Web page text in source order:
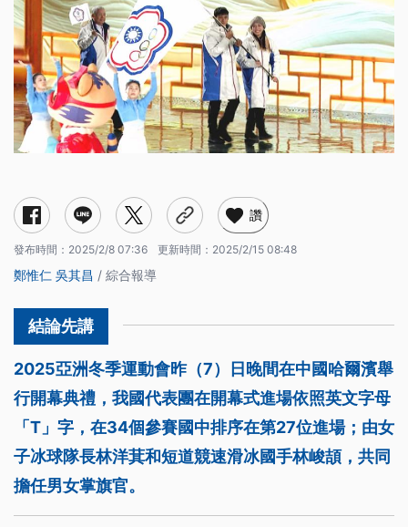
讚
發布時間： 2025/2/8 07:36 更新時間： 2025/2/15 08:48
鄭惟仁 吳其昌 / 綜合報導
2025亞洲冬季運動會昨（7）日晚間在中國哈爾濱舉
行開幕典禮，我國代表團在開幕式進場依照英文字母
「T」字，在34個參賽國中排序在第27位進場；由女
子冰球隊長林洋萁和短道競速滑冰國手林峻頡，共同
擔任男女掌旗官。